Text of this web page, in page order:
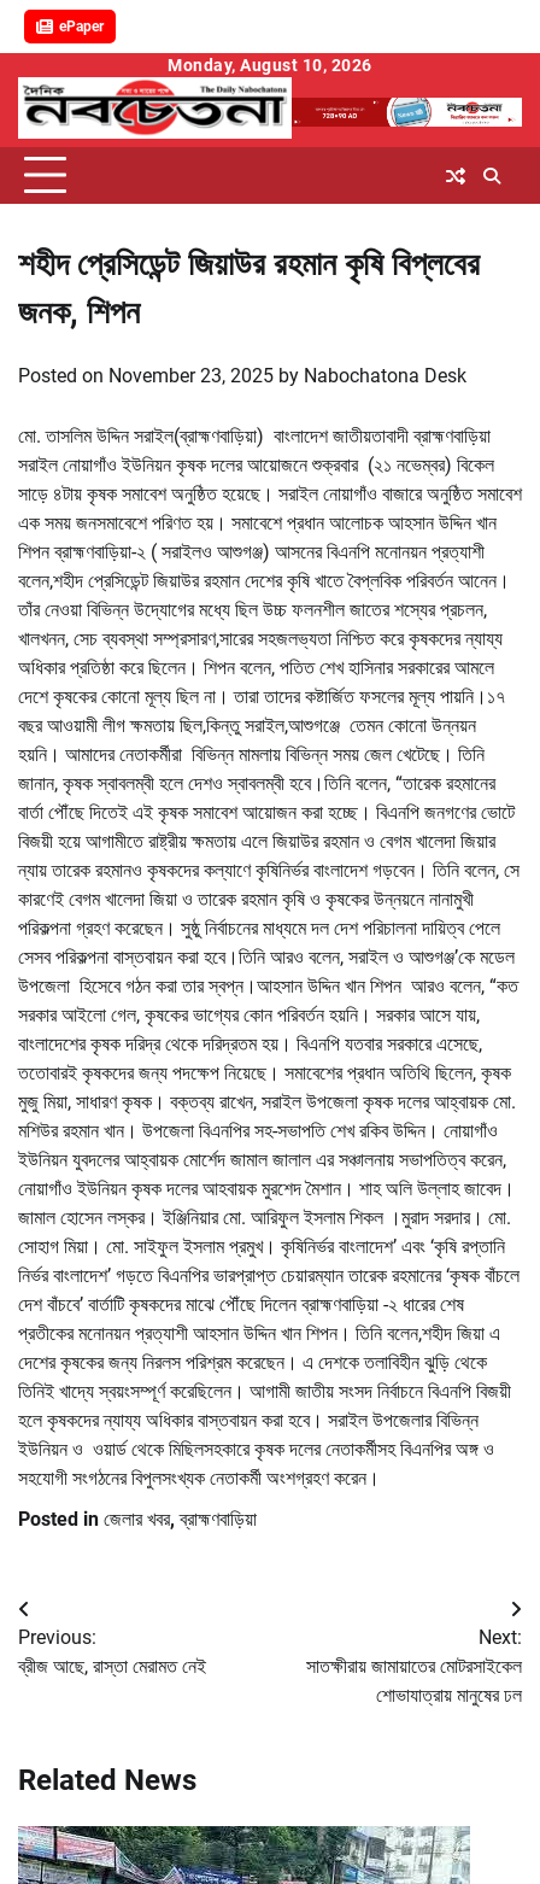
ePaper
content
Monday, August 10, 2026
শহীদ প্রেসিডেন্ট জিয়াউর রহমান কৃষি বিপ্লবের
জনক, শিপন
Posted on November 23, 2025 by Nabochatona Desk
মো. তাসলিম উদ্দিন সরাইল(ব্রাহ্মণবাড়িয়া) বাংলাদেশ জাতীয়তাবাদী ব্রাহ্মণবাড়িয়া
সরাইল নোয়াগাঁও ইউনিয়ন কৃষক দলের আয়োজনে শুক্রবার (২১ নভেম্বর) বিকেল
সাড়ে ৪টায় কৃষক সমাবেশ অনুষ্ঠিত হয়েছে। সরাইল নোয়াগাঁও বাজারে অনুষ্ঠিত সমাবেশ
এক সময় জনসমাবেশে পরিণত হয়। সমাবেশে প্রধান আলোচক আহসান উদ্দিন খান
শিপন ব্রাহ্মণবাড়িয়া-২ ( সরাইলও আশুগঞ্জ) আসনের বিএনপি মনোনয়ন প্রত্যাশী
বলেন,শহীদ প্রেসিডেন্ট জিয়াউর রহমান দেশের কৃষি খাতে বৈপ্লবিক পরিবর্তন আনেন।
তাঁর নেওয়া বিভিন্ন উদ্যোগের মধ্যে ছিল উচ্চ ফলনশীল জাতের শস্যের প্রচলন,
খালখনন, সেচ ব্যবস্থা সম্প্রসারণ,সারের সহজলভ্যতা নিশ্চিত করে কৃষকদের ন্যায্য
অধিকার প্রতিষ্ঠা করে ছিলেন। শিপন বলেন, পতিত শেখ হাসিনার সরকারের আমলে
দেশে কৃষকের কোনো মূল্য ছিল না। তারা তাদের কষ্টার্জিত ফসলের মূল্য পায়নি।১৭
বছর আওয়ামী লীগ ক্ষমতায় ছিল,কিন্তু সরাইল,আশুগঞ্জে তেমন কোনো উন্নয়ন
হয়নি। আমাদের নেতাকর্মীরা বিভিন্ন মামলায় বিভিন্ন সময় জেল খেটেছে। তিনি
জানান, কৃষক স্বাবলম্বী হলে দেশও স্বাবলম্বী হবে।তিনি বলেন, “তারেক রহমানের
বার্তা পৌঁছে দিতেই এই কৃষক সমাবেশ আয়োজন করা হচ্ছে। বিএনপি জনগণের ভোটে
বিজয়ী হয়ে আগামীতে রাষ্ট্রীয় ক্ষমতায় এলে জিয়াউর রহমান ও বেগম খালেদা জিয়ার
ন্যায় তারেক রহমানও কৃষকদের কল্যাণে কৃষিনির্ভর বাংলাদেশ গড়বেন। তিনি বলেন, সে
কারণেই বেগম খালেদা জিয়া ও তারেক রহমান কৃষি ও কৃষকের উন্নয়নে নানামুখী
পরিকল্পনা গ্রহণ করেছেন। সুষ্ঠু নির্বাচনের মাধ্যমে দল দেশ পরিচালনা দায়িত্ব পেলে
সেসব পরিকল্পনা বাস্তবায়ন করা হবে।তিনি আরও বলেন, সরাইল ও আশুগঞ্জ’কে মডেল
উপজেলা হিসেবে গঠন করা তার স্বপ্ন।আহসান উদ্দিন খান শিপন আরও বলেন, “কত
সরকার আইলো গেল, কৃষকের ভাগ্যের কোন পরিবর্তন হয়নি। সরকার আসে যায়,
বাংলাদেশের কৃষক দরিদ্র থেকে দরিদ্রতম হয়। বিএনপি যতবার সরকারে এসেছে,
ততোবারই কৃষকদের জন্য পদক্ষেপ নিয়েছে। সমাবেশের প্রধান অতিথি ছিলেন, কৃষক
মুজু মিয়া, সাধারণ কৃষক। বক্তব্য রাখেন, সরাইল উপজেলা কৃষক দলের আহ্বায়ক মো.
মশিউর রহমান খান। উপজেলা বিএনপির সহ-সভাপতি শেখ রকিব উদ্দিন। নোয়াগাঁও
ইউনিয়ন যুবদলের আহ্বায়ক মোর্শেদ জামাল জালাল এর সঞ্চালনায় সভাপতিত্ব করেন,
নোয়াগাঁও ইউনিয়ন কৃষক দলের আহবায়ক মুরশেদ মৈশান। শাহ অলি উল্লাহ জাবেদ।
জামাল হোসেন লস্কর। ইঞ্জিনিয়ার মো. আরিফুল ইসলাম শিকল ।মুরাদ সরদার। মো.
সোহাগ মিয়া। মো. সাইফুল ইসলাম প্রমুখ। কৃষিনির্ভর বাংলাদেশ’ এবং ‘কৃষি রপ্তানি
নির্ভর বাংলাদেশ’ গড়তে বিএনপির ভারপ্রাপ্ত চেয়ারম্যান তারেক রহমানের ‘কৃষক বাঁচলে
দেশ বাঁচবে’ বার্তাটি কৃষকদের মাঝে পৌঁছে দিলেন ব্রাহ্মণবাড়িয়া -২ ধারের শেষ
প্রতীকের মনোনয়ন প্রত্যাশী আহসান উদ্দিন খান শিপন। তিনি বলেন,শহীদ জিয়া এ
দেশের কৃষকের জন্য নিরলস পরিশ্রম করেছেন। এ দেশকে তলাবিহীন ঝুড়ি থেকে
তিনিই খাদ্যে স্বয়ংসম্পূর্ণ করেছিলেন। আগামী জাতীয় সংসদ নির্বাচনে বিএনপি বিজয়ী
হলে কৃষকদের ন্যায্য অধিকার বাস্তবায়ন করা হবে। সরাইল উপজেলার বিভিন্ন
ইউনিয়ন ও ওয়ার্ড থেকে মিছিলসহকারে কৃষক দলের নেতাকর্মীসহ বিএনপির অঙ্গ ও
সহযোগী সংগঠনের বিপুলসংখ্যক নেতাকর্মী অংশগ্রহণ করেন।
Posted in জেলার খবর,ব্রাহ্মণবাড়িয়া
Post
navigation
Previous:
ব্রীজ আছে, রাস্তা মেরামত নেই
Next:
সাতক্ষীরায় জামায়াতের মোটরসাইকেল
শোভাযাত্রায় মানুষের ঢল
Related News